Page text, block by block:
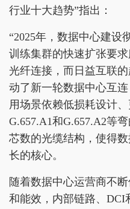
行业十大趋势”指出：
“2025年，数据中心建设
训练集群的快速扩张要
光纤连接，而日益互联
动了新一轮数据中心互
用场景依赖低损耗设计
G.657.A1和G.657.A2等
芯数的光缆结构，使得
长的核心。
随着数据中心运营商不
和能效，内部链路、DCI